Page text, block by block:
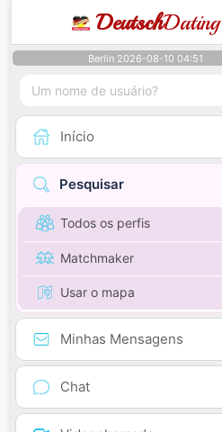
DeutschDating
Berlin 2026-08-10 04:51
Início
Pesquisar
Todos os perfis
Matchmaker
Usar o mapa
Minhas Mensagens
Chat